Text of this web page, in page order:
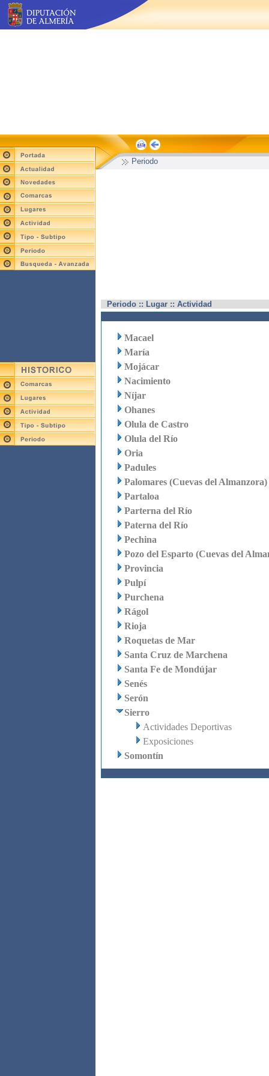
Periodo
Periodo :: Lugar :: Actividad
Macael
María
Mojácar
Nacimiento
Níjar
Ohanes
Olula de Castro
Olula del Río
Oria
Padules
Palomares (Cuevas del Almanzora)
Partaloa
Parterna del Río
Paterna del Río
Pechina
Pozo del Esparto (Cuevas del
Provincia
Pulpí
Purchena
Rágol
Rioja
Roquetas de Mar
Santa Cruz de Marchena
Santa Fe de Mondújar
Senés
Serón
Sierro
Actividades Deportivas
Exposiciones
Somontín